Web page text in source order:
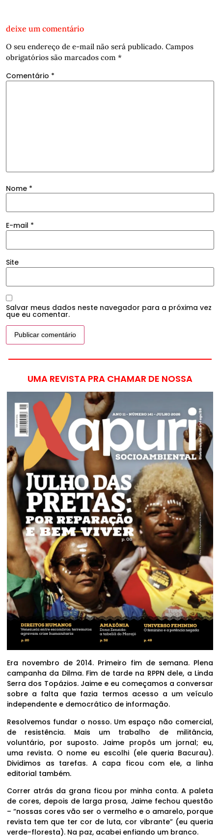
deixe um comentário
O seu endereço de e-mail não será publicado. Campos
obrigatórios são marcados com *
Comentário *
Nome *
E-mail *
Site
Salvar meus dados neste navegador para a próxima vez
que eu comentar.
UMA REVISTA PRA CHAMAR DE NOSSA
Era novembro de 2014. Primeiro fim de semana. Plena
campanha da Dilma. Fim de tarde na RPPN dele, a Linda
Serra dos Topázios. Jaime e eu começamos a conversar
sobre a falta que fazia termos acesso a um veículo
independente e democrático de informação.
Resolvemos fundar o nosso. Um espaço não comercial,
de resistência. Mais um trabalho de militância,
voluntário, por suposto. Jaime propôs um jornal; eu,
uma revista. O nome eu escolhi (ele queria Bacurau).
Dividimos as tarefas. A capa ficou com ele, a linha
editorial também.
Correr atrás da grana ficou por minha conta. A paleta
de cores, depois de larga prosa, Jaime fechou questão
– “nossas cores vão ser o vermelho e o amarelo, porque
revista tem que ter cor de luta, cor vibrante” (eu queria
verde-floresta). Na paz, acabei enfiando um branco.